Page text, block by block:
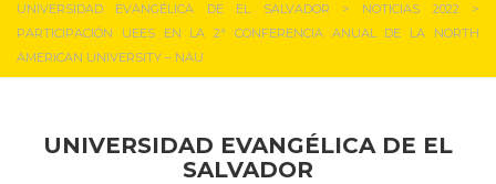
UNIVERSIDAD EVANGÉLICA DE EL SALVADOR > NOTICIAS 2022>
PARTICIPACIÓN UEES EN LA 2ª CONFERENCIA ANUAL DE LA NORTH
AMERICAN UNIVERSITY – NAU
UNIVERSIDAD EVANGÉLICA DE EL
SALVADOR